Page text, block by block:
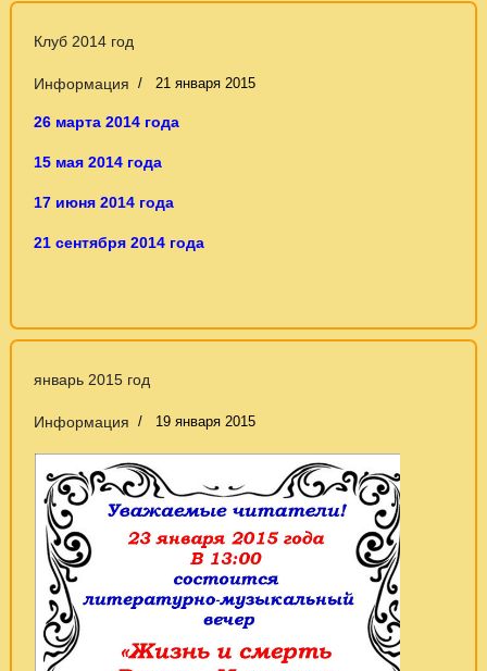
Клуб 2014 год
Информация 21 января 2015
26 марта 2014 года
15 мая 2014 года
17 июня 2014 года
21 сентября 2014 года
январь 2015 год
Информация 19 января 2015